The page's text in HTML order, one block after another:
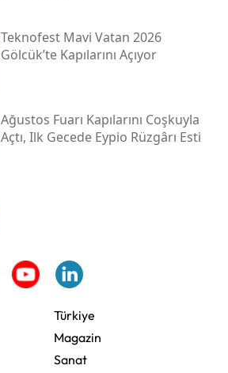
Teknofest Mavi Vatan 2026
Gölcük’te Kapılarını Açıyor
Ağustos Fuarı Kapılarını Coşkuyla
Açtı, Ilk Gecede Eypio Rüzgârı Esti
Türkiye
Magazin
Sanat